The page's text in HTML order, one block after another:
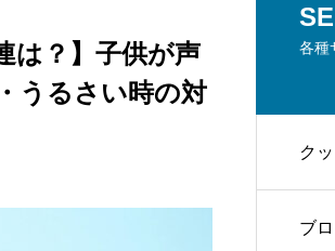
は？】子供が声
うるさい時の対
各種
ク
ブ